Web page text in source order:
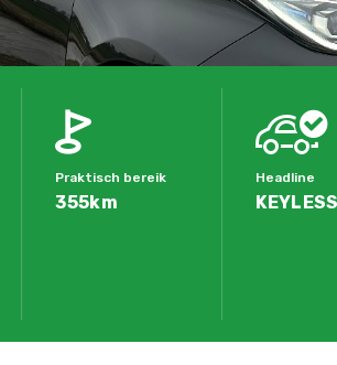
Praktisch bereik
355km
Headline